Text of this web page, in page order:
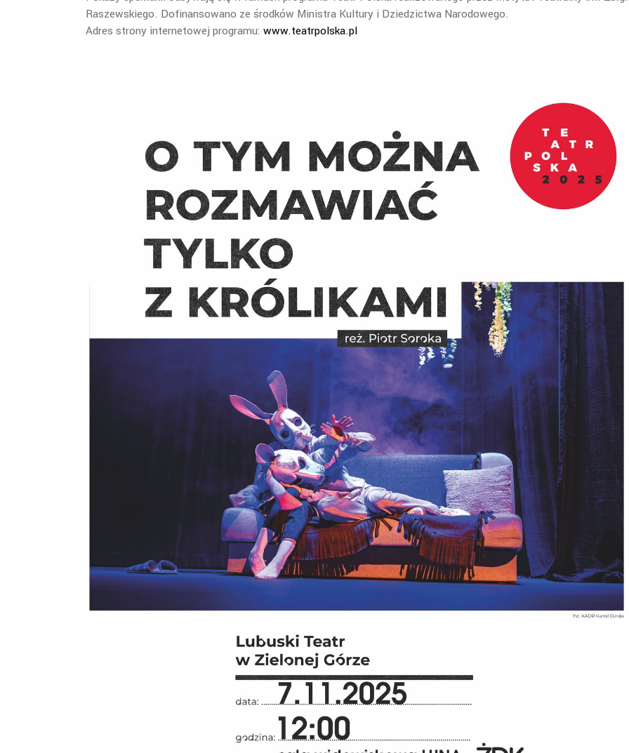
Raszewskiego. Dofinansowano ze środków Ministra Kultury i Dziedzictwa Narodowego.
Adres strony internetowej programu: www.teatrpolska.pl